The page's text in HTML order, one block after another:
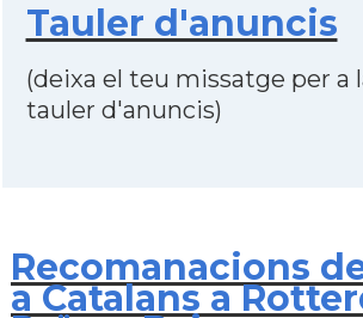
Tauler d'anuncis
(deixa el teu missatge per a
tauler d'anuncis)
Recomanacions
a Catalans a